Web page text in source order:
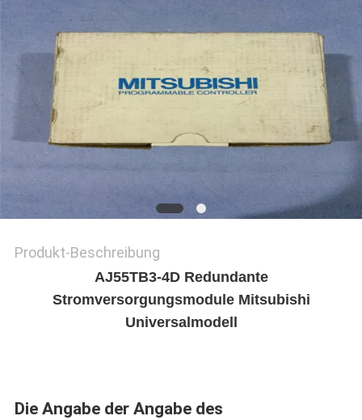
PRIVACY
POLICY
Produkt-Beschreibung
AJ55TB3-4D Redundante
Stromversorgungsmodule Mitsubishi
Universalmodell
Die Angabe der Angabe des